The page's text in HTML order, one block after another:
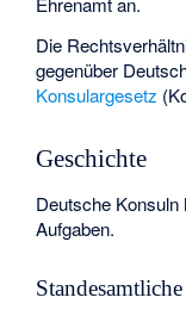
Die
gegenüber
Konsulargesetz
Geschichte
Deutsche Konsuln
Aufgaben.